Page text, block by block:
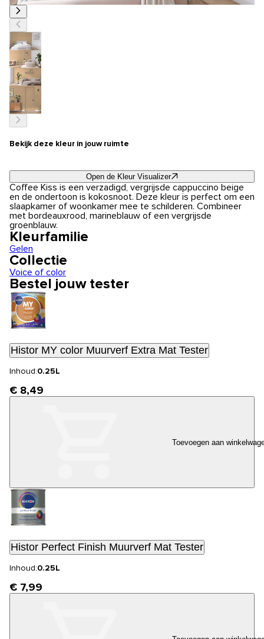
Bekijk deze kleur in jouw ruimte
Open de Kleur Visualizer
Coffee Kiss is een verzadigd, vergrijsde cappuccino beige
en de ondertoon is kokosnoot. Deze kleur is perfect om een
slaapkamer of woonkamer mee te schilderen. Combineer
met bordeauxrood, marineblauw of een vergrijsde
groenblauw.
Kleurfamilie
Gelen
Collectie
Voice of color
Bestel jouw tester
Histor MY color Muurverf Extra Mat Tester
Inhoud:0.25L
€ 8,49
Toevoegen aan
Histor Perfect Finish Muurverf Mat Tester
Inhoud:0.25L
€ 7,99